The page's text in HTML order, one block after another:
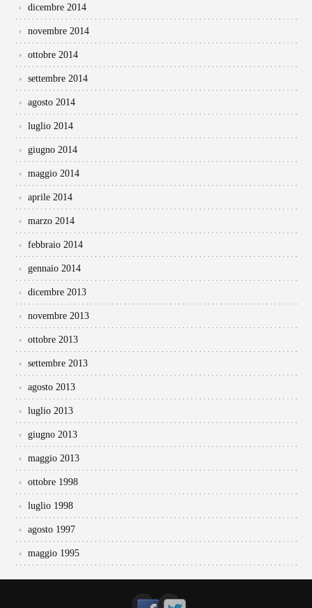
dicembre 2014
novembre 2014
ottobre 2014
settembre 2014
agosto 2014
luglio 2014
giugno 2014
maggio 2014
aprile 2014
marzo 2014
febbraio 2014
gennaio 2014
dicembre 2013
novembre 2013
ottobre 2013
settembre 2013
agosto 2013
luglio 2013
giugno 2013
maggio 2013
ottobre 1998
luglio 1998
agosto 1997
maggio 1995